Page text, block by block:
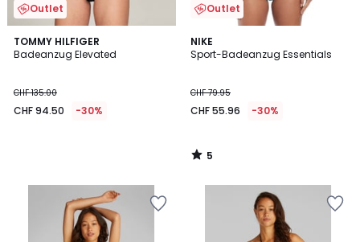
Outlet
TOMMY HILFIGER
Badeanzug Elevated
CHF 135.00
CHF 94.50 -30%
Outlet
NIKE
Sport-Badeanzug Essentials
CHF 79.95
CHF 55.96 -30%
5
/
5
/